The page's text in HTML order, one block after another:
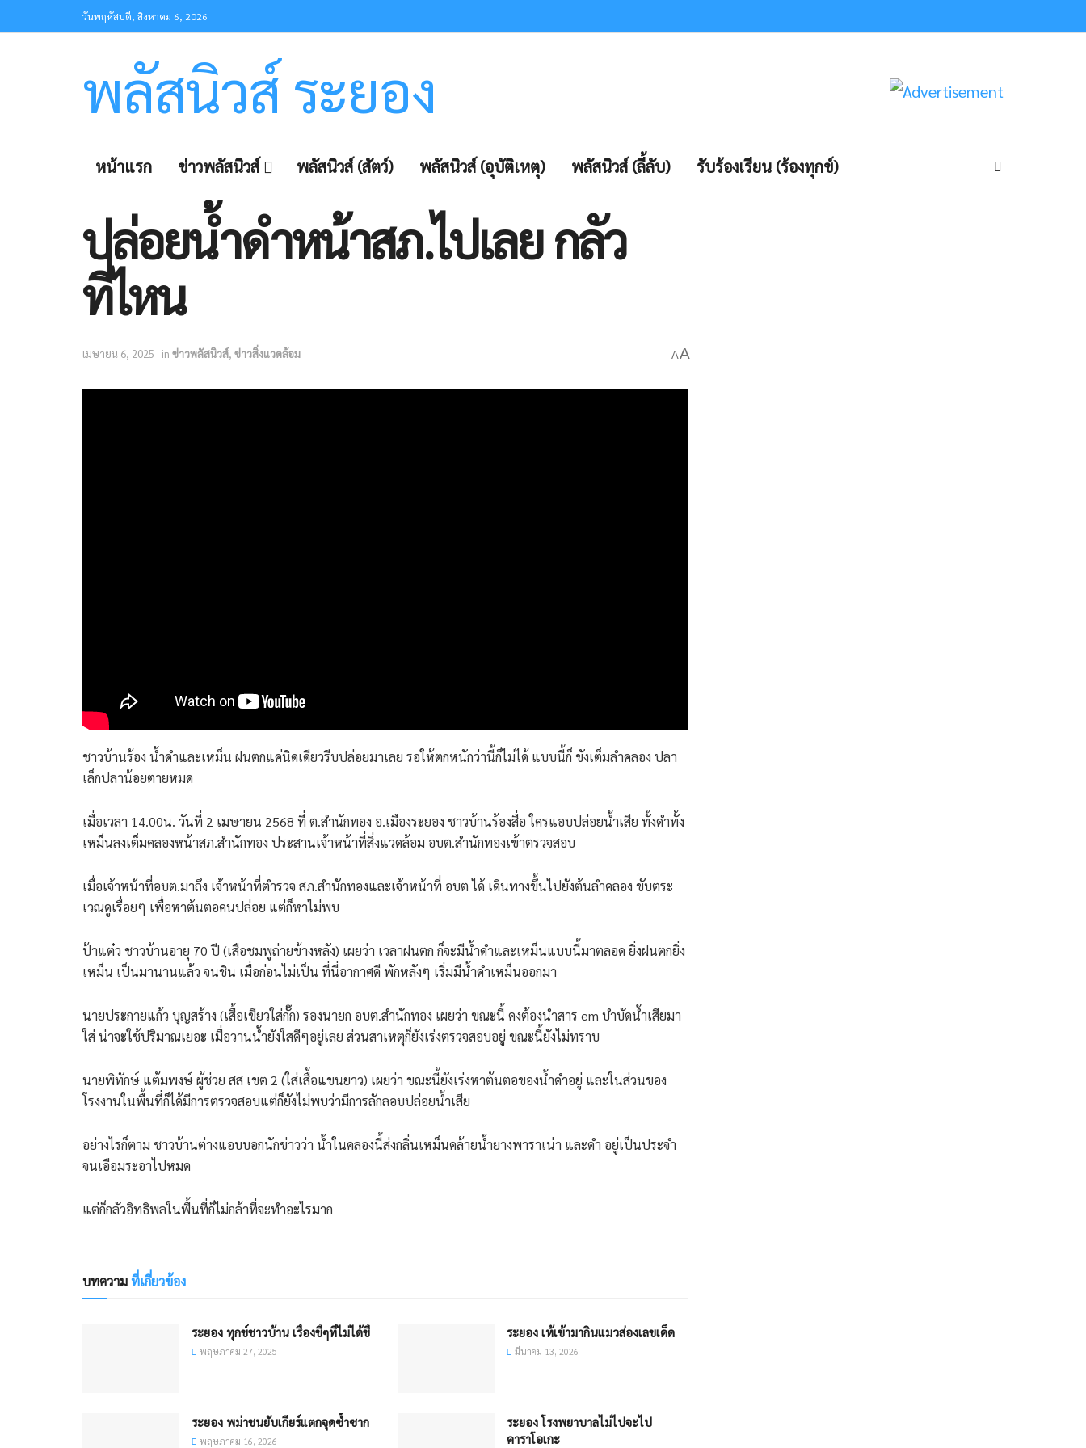
วันพฤหัสบดี, สิงหาคม 6, 2026
พลัสนิวส์ ระยอง
หน้าแรก ข่าวพลัสนิวส์ พลัสนิวส์ (สัตว์) พลัสนิวส์ (อุบัติเหตุ) พลัสนิวส์ (ลี้ลับ) รับร้องเรียน (ร้องทุกข์)
ปล่อยน้ำดำหน้าสภ.ไปเลย กลัว
ที่ไหน
เมษายน 6, 2025 in ข่าวพลัสนิวส์, ข่าวสิ่งแวดล้อม AA
ชาวบ้านร้อง น้ำดำและเหม็น ฝนตกแค่นิดเดียวรีบปล่อยมาเลย รอให้ตกหนักว่านี้ก็ไม่ได้ แบบนี้ก็ ขังเต็มลำคลอง ปลา
เล็กปลาน้อยตายหมด
เมื่อเวลา 14.00น. วันที่ 2 เมษายน 2568 ที่ ต.สำนักทอง อ.เมืองระยอง ชาวบ้านร้องสื่อ ใครแอบปล่อยน้ำเสีย ทั้งดำทั้ง
เหม็นลงเต็มคลองหน้าสภ.สำนักทอง ประสานเจ้าหน้าที่สิ่งแวดล้อม อบต.สำนักทองเข้าตรวจสอบ
เมื่อเจ้าหน้าที่อบต.มาถึง เจ้าหน้าที่ตำรวจ สภ.สำนักทองและเจ้าหน้าที่ อบต ได้ เดินทางขึ้นไปยังต้นลำคลอง ขับตระ
เวณดูเรื่อยๆ เพื่อหาต้นตอคนปล่อย แต่ก็หาไม่พบ
ป้าแต๋ว ชาวบ้านอายุ 70 ปี (เสือชมพูถ่ายข้างหลัง) เผยว่า เวลาฝนตก ก็จะมีน้ำดำและเหม็นแบบนี้มาตลอด ยิ่งฝนตกยิ่ง
เหม็น เป็นมานานแล้ว จนชิน เมื่อก่อนไม่เป็น ที่นี่อากาศดี พักหลังๆ เริ่มมีน้ำดำเหม็นออกมา
นายประกายแก้ว บุญสร้าง (เสื้อเขียวใส่กั๊ก) รองนายก อบต.สำนักทอง เผยว่า ขณะนี้ คงต้องนำสาร em บำบัดน้ำเสียมา
ใส่ น่าจะใช้ปริมาณเยอะ เมื่อวานน้ำยังใสดีๆอยู่เลย ส่วนสาเหตุก็ยังเร่งตรวจสอบอยู่ ขณะนี้ยังไม่ทราบ
นายพิทักษ์ แต้มพงษ์ ผู้ช่วย สส เขต 2 (ใส่เสื้อแขนยาว) เผยว่า ขณะนี้ยังเร่งหาต้นตอของน้ำดำอยู่ และในส่วนของ
โรงงานในพื้นที่ก็ได้มีการตรวจสอบแต่ก็ยังไม่พบว่ามีการลักลอบปล่อยน้ำเสีย
อย่างไรก็ตาม ชาวบ้านต่างแอบบอกนักข่าวว่า น้ำในคลองนี้ส่งกลิ่นเหม็นคล้ายน้ำยางพาราเน่า และดำ อยู่เป็นประจำ
จนเอือมระอาไปหมด
แต่ก็กลัวอิทธิพลในพื้นที่ก็ไม่กล้าที่จะทำอะไรมาก
บทความที่เกี่ยวข้อง
ระยอง ทุกข์ชาวบ้าน เรื่องขี้ๆที่ไม่ได้ขี้
พฤษภาคม 27, 2025
ระยอง เห้เข้ามากินแมวส่องเลขเด็ด
มีนาคม 13, 2026
ระยอง พม่าชนยับเกียร์แตกจุดซ้ำซาก
พฤษภาคม 16, 2026
ระยอง โรงพยาบาลไม่ไปจะไป
คาราโอเกะ